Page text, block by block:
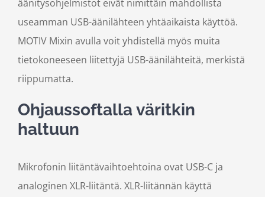
äänitysohjelmistot eivät nimittäin mahdollista
useamman USB-äänilähteen yhtäaikaista käyttöä.
MOTIV Mixin avulla voit yhdistellä myös muita
tietokoneeseen liitettyjä USB-äänilähteitä, merkistä
riippumatta.
Ohjaussoftalla väritkin
haltuun
Mikrofonin liitäntävaihtoehtoina ovat USB-C ja
analoginen XLR-liitäntä. XLR-liitännän käyttä